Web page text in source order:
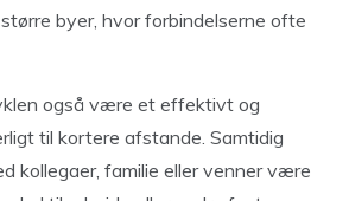
byer, hvor forbindelserne ofte
også være et effektivt og
til kortere afstande. Samtidig
kollegaer, familie eller venner være